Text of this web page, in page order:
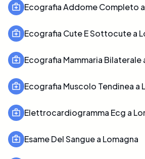
Ecografia Addome Completo
Ecografia Cute E Sottocute a
Ecografia Mammaria Bilaterale
Ecografia Muscolo Tendinea a
Elettrocardiogramma Ecg a
Esame Del Sangue a Lomagna